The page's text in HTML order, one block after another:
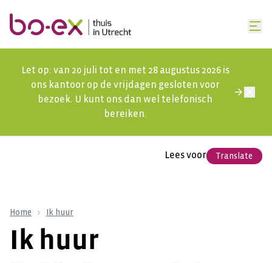
Let op: van 20 juli tot en met 28 augustus 2026 is
ons kantoor op de vrijdagen gesloten voor
bezoek. U kunt ons dan wel telefonisch
bereiken.
Lees voor Translate
Home Ik huur
Ik huur